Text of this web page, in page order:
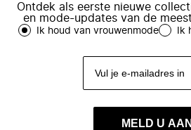
Ontdek als eerste nieuwe
en mode-updates van de
Ik houd van vrouwenmode Ik
MELD U AAN